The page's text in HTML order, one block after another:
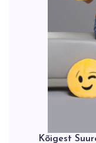
Kõigest